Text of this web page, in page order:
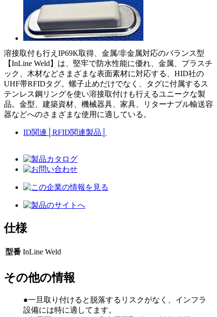
溶接取付も行えIP69K取得、金属/非金属対応のバランス型
【InLine Weld】は、堅牢で防水性能に優れ、金属、プラスチ
ック、木材などさまざまな表面素材に対応する、HID社の
UHF帯RFIDタグ。螺子止めだけでなく、タグに付属するス
テンレス鋼リングを使い溶接取付けも行えるユニークな製
品。金型、建築資材、機械器具、家具、リターナブル輸送容
器などへのさまざまな使用に適している。
ID関連 RFID関連製品
仕様
型番 InLine Weld
その他の情報
●一旦取り付けると脱落するリスクがなく、インフラ
設備には特に適してます。